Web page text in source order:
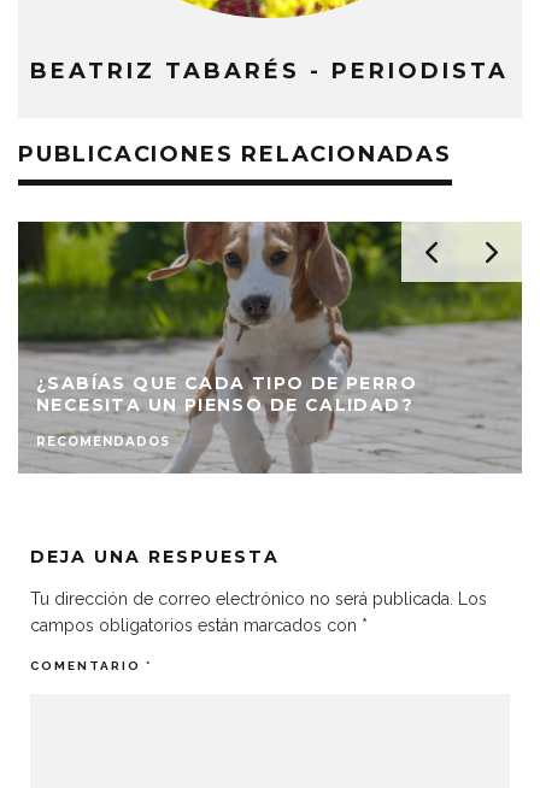
BEATRIZ TABARÉS - PERIODISTA
PUBLICACIONES RELACIONADAS
¿SABÍAS QUE CADA TIPO DE PERRO
NECESITA UN PIENSO DE CALIDAD?
RECOMENDADOS
DEJA UNA RESPUESTA
Tu dirección de correo electrónico no será publicada.
Los
campos obligatorios están marcados con *
COMENTARIO *